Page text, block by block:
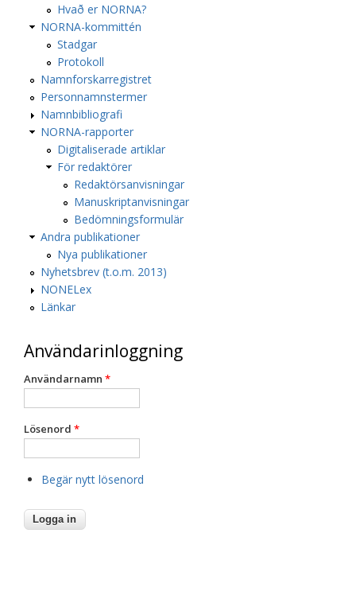
Hvað er NORNA?
NORNA-kommittén
Stadgar
Protokoll
Namnforskarregistret
Personnamnstermer
Namnbibliografi
NORNA-rapporter
Digitaliserade artiklar
För redaktörer
Redaktörsanvisningar
Manuskriptanvisningar
Bedömningsformulär
Andra publikationer
Nya publikationer
Nyhetsbrev (t.o.m. 2013)
NONELex
Länkar
Användarinloggning
Användarnamn *
Lösenord *
Begär nytt lösenord